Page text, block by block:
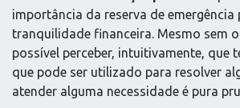
importância da reserva de emergência
tranquilidade financeira. Mesmo sem
possível perceber, intuitivamente, que
que pode ser utilizado para resolver
atender alguma necessidade é pura